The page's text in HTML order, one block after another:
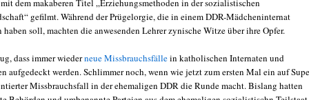
gefilmt. Während der Prügelorgie, die in einem DDR-Mädcheninternat
haben soll, machten die anwesenden Lehrer zynische Witze über ihre Opfer.
dass immer wiederneue Missbrauchsfällein katholischen Internaten und
aufgedeckt werden. Schlimmer noch, wenn wie jetzt zum ersten Mal ein auf
Missbrauchsfall in der ehemaligen DDR die Runde macht. Bislang hatten